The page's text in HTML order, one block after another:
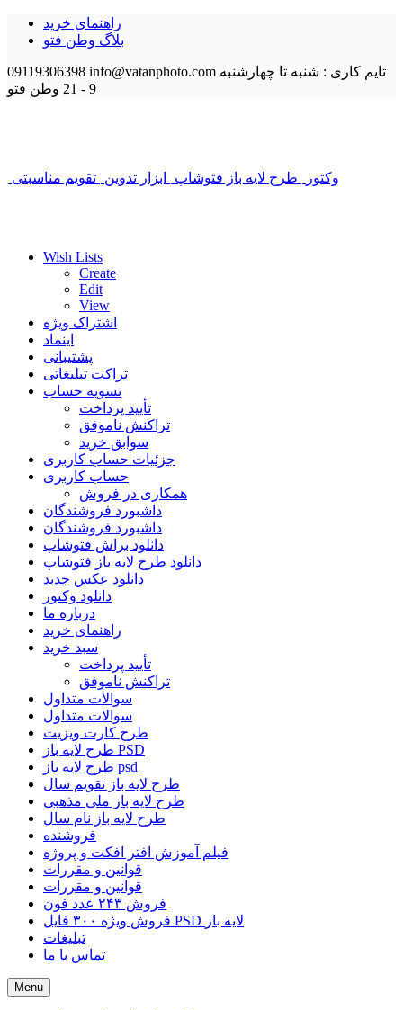
راهنمای خرید
بلاگ وطن فتو
09119306398 info@vatanphoto.com تایم کاری : شنبه تا چهارشنبه
9 - 21
وطن فتو
وکتور طرح لایه باز فتوشاپ ابزار تدوین تقویم مناسبتی
Wish Lists
Create
Edit
View
اشتراک ویژه
اینماد
پشتیبانی
تراکت تبلیغاتی
تسویه حساب
تأیید پرداخت
تراکنش ناموفق
سوابق خرید
جزئیات حساب کاربری
حساب کاربری
همکاری در فروش
داشبورد فروشندگان
داشبورد فروشندگان
دانلود براش فتوشاپ
دانلود طرح لایه باز فتوشاپ
دانلود عکس جدید
دانلود وکتور
درباره ما
راهنمای خرید
سبد خرید
تأیید پرداخت
تراکنش ناموفق
سوالات متداول
سوالات متداول
طرح کارت ویزیت
طرح لایه باز PSD
طرح لایه باز psd
طرح لایه باز تقویم سال
طرح لایه باز ملی مذهبی
طرح لایه باز نام سال
فروشنده
فیلم آموزش افتر افکت و پروژه
قوانین و مقررات
قوانین و مقررات
فروش ۲۴۳ عدد فون
فروش ویژه ۳۰۰ فایل PSD لایه باز
تبلیغات
تماس با ما
Menu